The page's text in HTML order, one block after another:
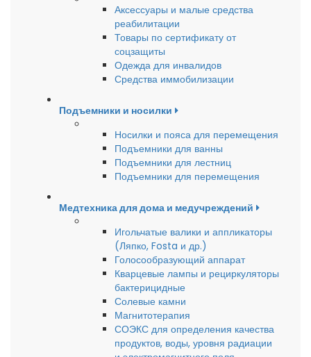
Аксессуары и малые средства
реабилитации
Товары по сертификату от
соцзащиты
Одежда для инвалидов
Средства иммобилизации
Подъемники и носилки
Носилки и пояса для перемещения
Подъемники для ванны
Подъемники для лестниц
Подъемники для перемещения
Медтехника для дома и медучреждений
Игольчатые валики и аппликаторы
(Ляпко, Fosta и др.)
Голосообразующий аппарат
Кварцевые лампы и рециркуляторы
бактерицидные
Солевые камни
Магнитотерапия
СОЭКС для определения качества
продуктов, воды, уровня радиации